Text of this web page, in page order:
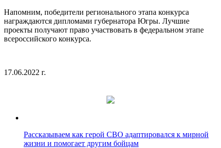
Напомним, победители регионального этапа конкурса
награждаются дипломами губернатора Югры. Лучшие
проекты получают право участвовать в федеральном этапе
всероссийского конкурса.
17.06.2022 г.
Рассказываем как герой СВО адаптировался к мирной
жизни и помогает другим бойцам